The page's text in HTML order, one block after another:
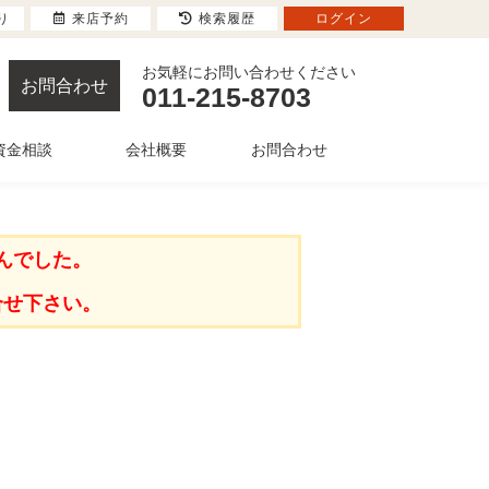
お問合わせ
お気軽にお問い合わせください
011-215-8703
金相談 会社概要 お問合わせ
した。
下さい。
来店予約 検索履歴 ログイン